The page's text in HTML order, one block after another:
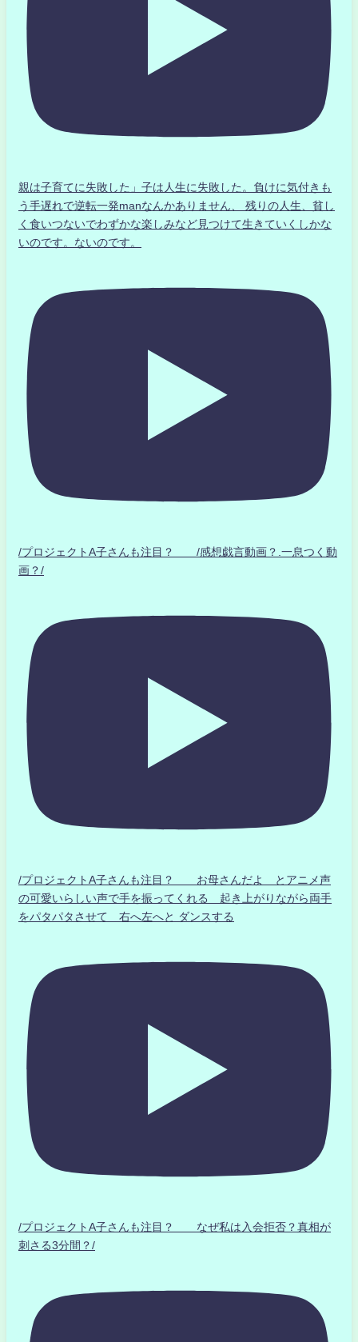
親は子育てに失敗した」子は人生に失敗した。負けに気付きも
う手遅れで逆転一発manなんかありません、 残りの人生、貧し
く食いつないでわずかな楽しみなど見つけて生きていくしかな
いのです。ないのです。
/プロジェクトA子さんも注目？ /感想戯言動画？.一息つく動
画？/
/プロジェクトA子さんも注目？ お母さんだよ とアニメ声
の可愛いらしい声で手を振ってくれる 起き上がりながら両手
をパタパタさせて 右へ左へと ダンスする
/プロジェクトA子さんも注目？ なぜ私は入会拒否？真相が
刺さる3分間？/